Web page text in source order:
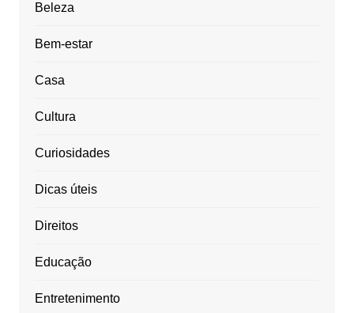
Beleza
Bem-estar
Casa
Cultura
Curiosidades
Dicas úteis
Direitos
Educação
Entretenimento